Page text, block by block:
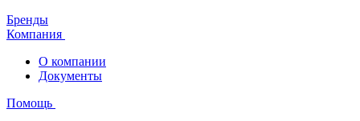
Бренды
Компания
О компании
Документы
Помощь